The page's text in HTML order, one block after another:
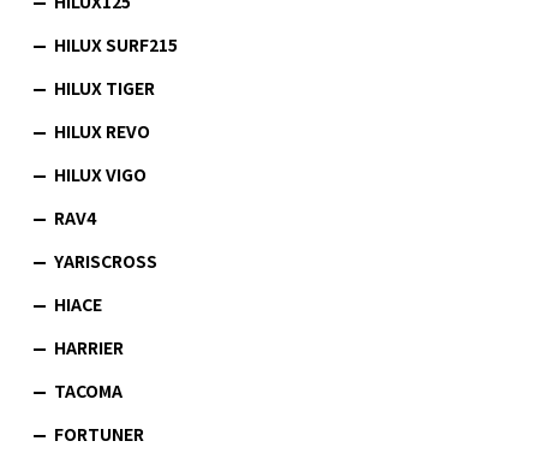
HILUX SURF215
HILUX TIGER
HILUX REVO
HILUX VIGO
RAV4
YARISCROSS
HIACE
HARRIER
TACOMA
FORTUNER